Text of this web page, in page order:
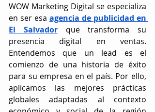
WOW Marketing Digital se especializa
en ser esa agencia de publicidad en
El Salvador que transforma su
presencia digital en ventas.
Entendemos que un lead es el
comienzo de una historia de éxito
para su empresa en el país. Por ello,
aplicamos las mejores prácticas
globales adaptadas al contexto